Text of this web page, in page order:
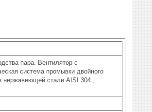
пара. Вентилятор с
система промывки двойного
нержавеющей стали AISI 304 ,